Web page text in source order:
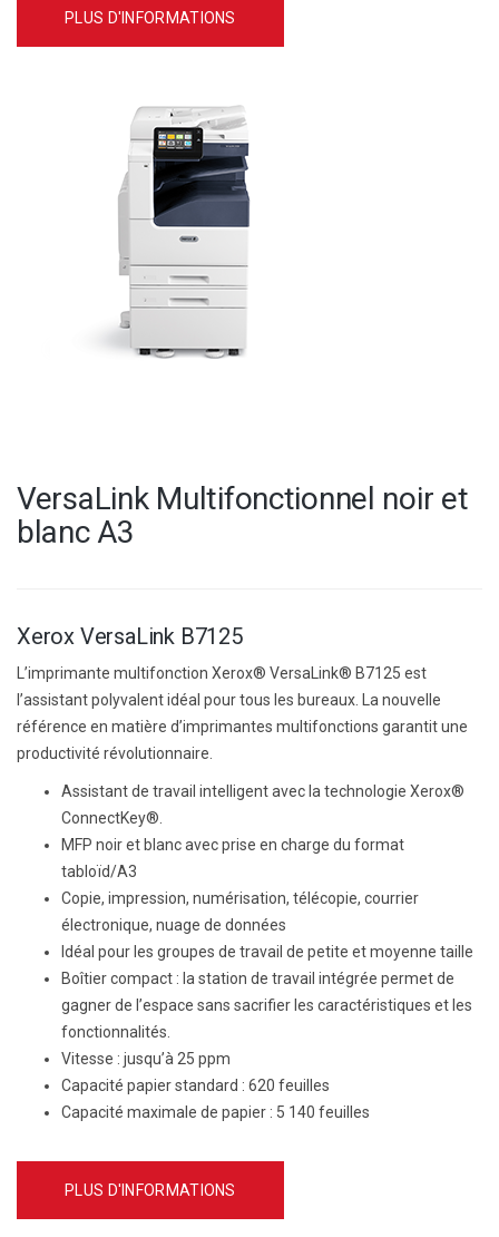
PLUS D'INFORMATIONS
VersaLink Multifonctionnel noir et
blanc A3
Xerox VersaLink B7125
L’imprimante multifonction Xerox® VersaLink® B7125 est
l’assistant polyvalent idéal pour tous les bureaux. La nouvelle
référence en matière d’imprimantes multifonctions garantit une
productivité révolutionnaire.
Assistant de travail intelligent avec la technologie Xerox®
ConnectKey®.
MFP noir et blanc avec prise en charge du format
tabloïd/A3
Copie, impression, numérisation, télécopie, courrier
électronique, nuage de données
Idéal pour les groupes de travail de petite et moyenne taille
Boîtier compact : la station de travail intégrée permet de
gagner de l’espace sans sacrifier les caractéristiques et les
fonctionnalités.
Vitesse : jusqu’à 25 ppm
Capacité papier standard : 620 feuilles
Capacité maximale de papier : 5 140 feuilles
PLUS D'INFORMATIONS